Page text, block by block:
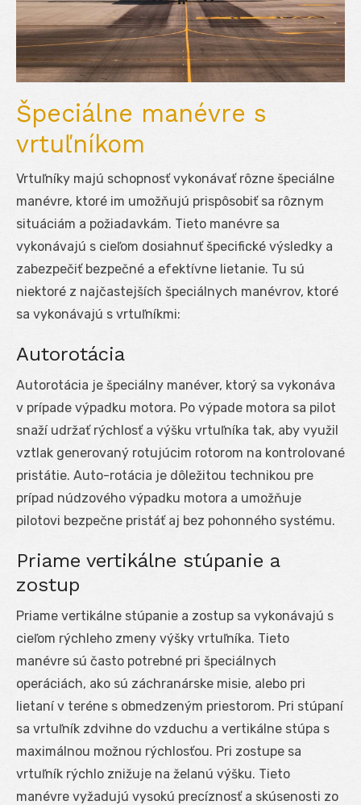
Špeciálne manévre s
vrtuľníkom
Vrtuľníky majú schopnosť vykonávať rôzne špeciálne
manévre, ktoré im umožňujú prispôsobiť sa rôznym
situáciám a požiadavkám. Tieto manévre sa
vykonávajú s cieľom dosiahnuť špecifické výsledky a
zabezpečiť bezpečné a efektívne lietanie. Tu sú
niektoré z najčastejších špeciálnych manévrov, ktoré
sa vykonávajú s vrtuľníkmi:
Autorotácia
Autorotácia je špeciálny manéver, ktorý sa vykonáva
v prípade výpadku motora. Po výpade motora sa pilot
snaží udržať rýchlosť a výšku vrtuľníka tak, aby využil
vztlak generovaný rotujúcim rotorom na kontrolované
pristátie. Auto-rotácia je dôležitou technikou pre
prípad núdzového výpadku motora a umožňuje
pilotovi bezpečne pristáť aj bez pohonného systému.
Priame vertikálne stúpanie a
zostup
Priame vertikálne stúpanie a zostup sa vykonávajú s
cieľom rýchleho zmeny výšky vrtuľníka. Tieto
manévre sú často potrebné pri špeciálnych
operáciách, ako sú záchranárske misie, alebo pri
lietaní v teréne s obmedzeným priestorom. Pri stúpaní
sa vrtuľník zdvihne do vzduchu a vertikálne stúpa s
maximálnou možnou rýchlosťou. Pri zostupe sa
vrtuľník rýchlo znižuje na želanú výšku. Tieto
manévre vyžadujú vysokú precíznosť a skúsenosti zo